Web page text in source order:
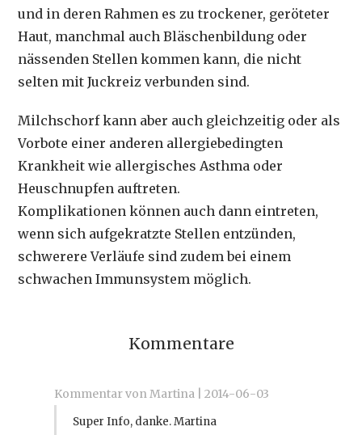
und in deren Rahmen es zu trockener, geröteter
Haut, manchmal auch Bläschenbildung oder
nässenden Stellen kommen kann, die nicht
selten mit Juckreiz verbunden sind.
Milchschorf kann aber auch gleichzeitig oder als
Vorbote einer anderen allergiebedingten
Krankheit wie allergisches Asthma oder
Heuschnupfen auftreten.
Komplikationen können auch dann eintreten,
wenn sich aufgekratzte Stellen entzünden,
schwerere Verläufe sind zudem bei einem
schwachen Immunsystem möglich.
Kommentare
Kommentar von Martina |2014-06-03
Super Info, danke. Martina